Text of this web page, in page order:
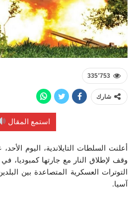
335٬753
شارك
استمع المقال
أعلنت السلطات التايلاندية، اليوم
وقف لإطلاق النار مع جارتها كمبوديا،
التوترات العسكرية المتصاعدة بين
آسيا.